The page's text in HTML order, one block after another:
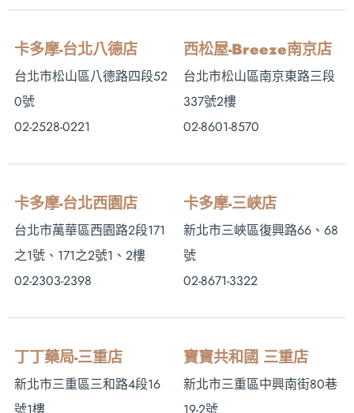
卡多摩-台北八德店
台北市松山區八德路四段52
0號
02-2528-0221
西松屋-Breeze南京店
台北市松山區南京東路三段
337號2樓
02-8601-8570
卡多摩-台北西園店
台北市萬華區西園路2段171
之1號、171之2號1、2樓
02-2303-2398
卡多摩-三峽店
新北市三峽區復興路66、68
號
02-8671-3322
丁丁藥局-三重店
新北市三重區三和路4段16
寶寶共和國 三重店
新北市三重區中興南街80巷